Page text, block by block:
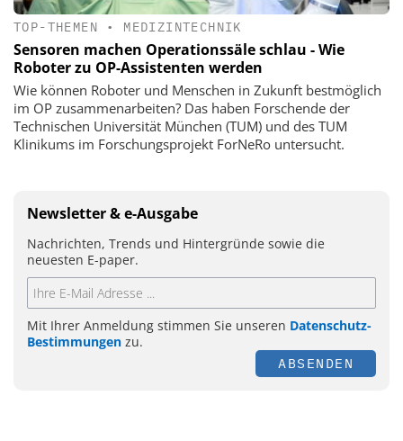
TOP-THEMEN • MEDIZINTECHNIK
Sensoren machen Operationssäle schlau - Wie
Roboter zu OP-Assistenten werden
Wie können Roboter und Menschen in Zukunft bestmöglich
im OP zusammenarbeiten? Das haben Forschende der
Technischen Universität München (TUM) und des TUM
Klinikums im Forschungsprojekt ForNeRo untersucht.
Newsletter & e-Ausgabe
Nachrichten, Trends und Hintergründe sowie die
neuesten E-paper.
Mit Ihrer Anmeldung stimmen Sie unseren Datenschutz-
Bestimmungen zu.
ABSENDEN